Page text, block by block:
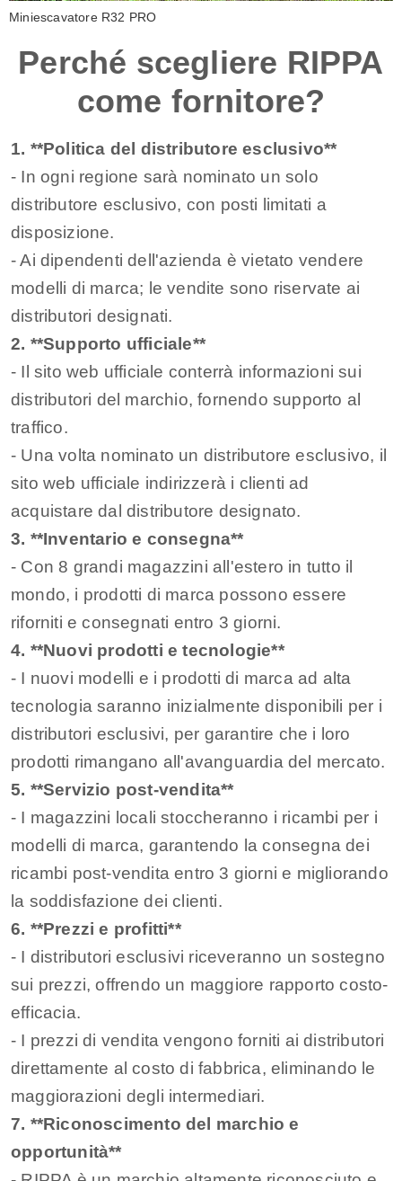
Miniescavatore R32 PRO
Perché scegliere RIPPA
come fornitore?
1. **Politica del distributore esclusivo**
- In ogni regione sarà nominato un solo
distributore esclusivo, con posti limitati a
disposizione.
- Ai dipendenti dell'azienda è vietato vendere
modelli di marca; le vendite sono riservate ai
distributori designati.
2. **Supporto ufficiale**
- Il sito web ufficiale conterrà informazioni sui
distributori del marchio, fornendo supporto al
traffico.
- Una volta nominato un distributore esclusivo, il
sito web ufficiale indirizzerà i clienti ad
acquistare dal distributore designato.
3. **Inventario e consegna**
- Con 8 grandi magazzini all'estero in tutto il
mondo, i prodotti di marca possono essere
riforniti e consegnati entro 3 giorni.
4. **Nuovi prodotti e tecnologie**
- I nuovi modelli e i prodotti di marca ad alta
tecnologia saranno inizialmente disponibili per i
distributori esclusivi, per garantire che i loro
prodotti rimangano all'avanguardia del mercato.
5. **Servizio post-vendita**
- I magazzini locali stoccheranno i ricambi per i
modelli di marca, garantendo la consegna dei
ricambi post-vendita entro 3 giorni e migliorando
la soddisfazione dei clienti.
6. **Prezzi e profitti**
- I distributori esclusivi riceveranno un sostegno
sui prezzi, offrendo un maggiore rapporto costo-
efficacia.
- I prezzi di vendita vengono forniti ai distributori
direttamente al costo di fabbrica, eliminando le
maggiorazioni degli intermediari.
7. **Riconoscimento del marchio e
opportunità**